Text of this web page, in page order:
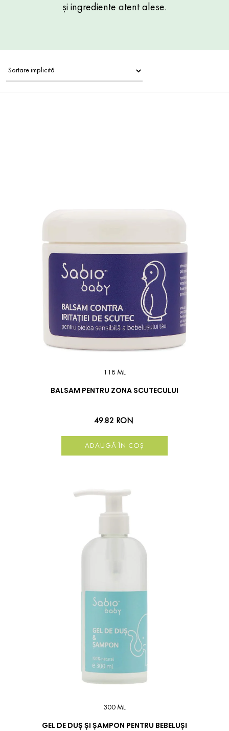
și ingrediente atent alese.
118 ML
BALSAM PENTRU ZONA SCUTECULUI
49.82 RON
ADAUGĂ ÎN COȘ
300 ML
GEL DE DUȘ ȘI ȘAMPON PENTRU BEBELUȘI